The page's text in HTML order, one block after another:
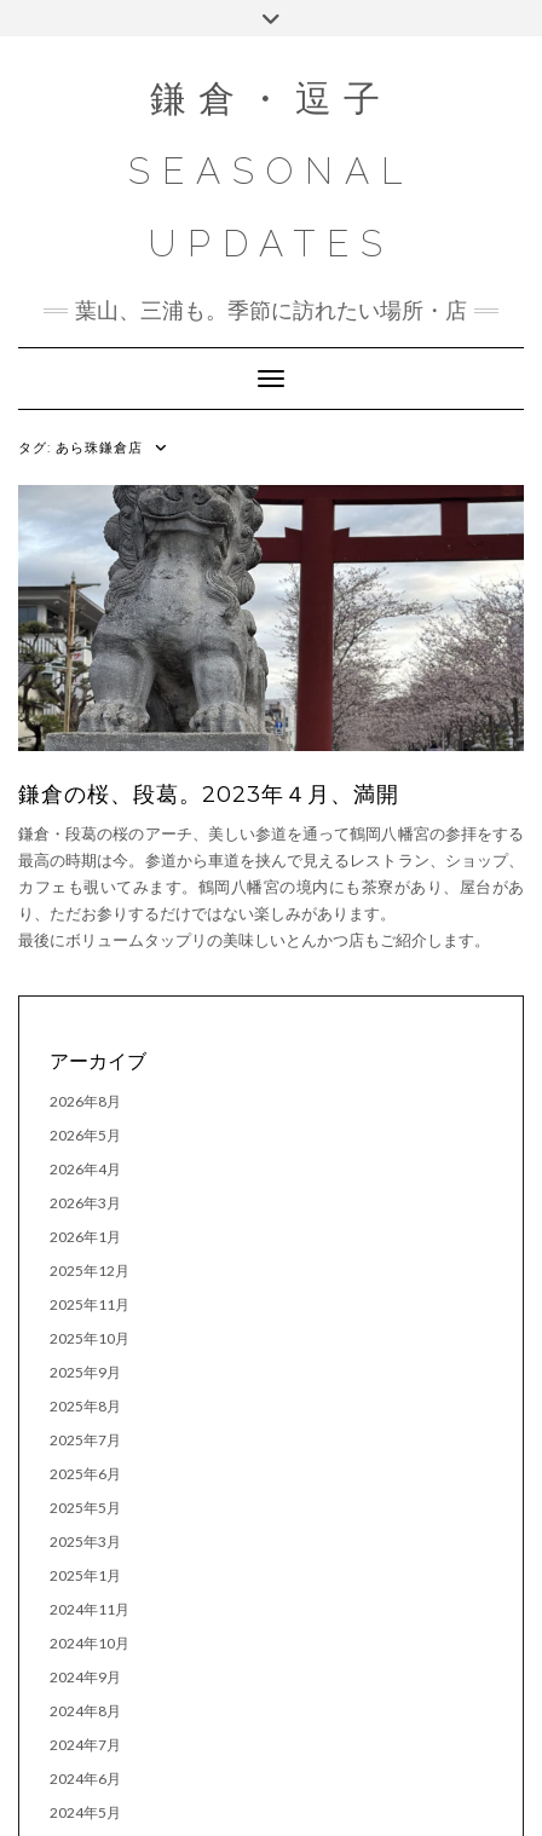
鎌倉・逗子
SEASONAL
UPDATES
葉山、三浦も。季節に訪れたい場所・店
Toggle Navigation
タグ: あら珠鎌倉店
鎌倉の桜、段葛。2023年４月、満開
鎌倉・段葛の桜のアーチ、美しい参道を通って鶴岡八幡宮の参拝をする
最高の時期は今。参道から車道を挟んで見えるレストラン、ショップ、
カフェも覗いてみます。鶴岡八幡宮の境内にも茶寮があり、屋台があ
り、ただお参りするだけではない楽しみがあります。
最後にボリュームタップリの美味しいとんかつ店もご紹介します。
アーカイブ
2026年8月
2026年5月
2026年4月
2026年3月
2026年1月
2025年12月
2025年11月
2025年10月
2025年9月
2025年8月
2025年7月
2025年6月
2025年5月
2025年3月
2025年1月
2024年11月
2024年10月
2024年9月
2024年8月
2024年7月
2024年6月
2024年5月